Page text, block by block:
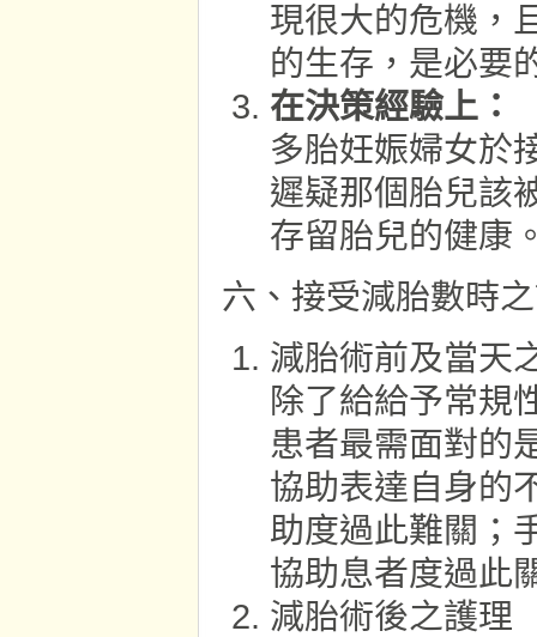
現很大的危機，
的生存，是必要
在決策經驗上：
多胎妊娠婦女於
遲疑那個胎兒該
存留胎兒的健康
六、接受減胎數時
減胎術前及當天
除了給給予常規
患者最需面對的
協助表達自身的
助度過此難關；
協助息者度過此
減胎術後之護理